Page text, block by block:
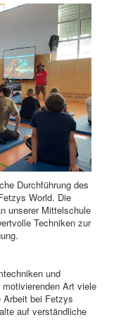
Durchführung des
World. Die
unserer Mittelschule
Techniken zur
und
Art viele
Arbeit bei Fetzys
auf verständliche